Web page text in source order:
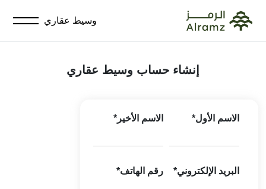
وسيط عقاري
إنشاء حساب وسيط عقاري
الاسم الأول* الاسم الأخير*
البريد الإلكتروني* رقم الهاتف*